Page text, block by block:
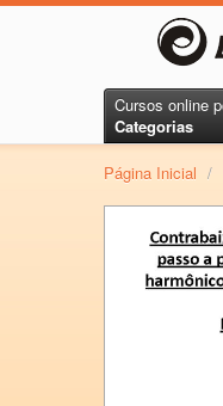
Cursos online
Categorias
Página Inicial /